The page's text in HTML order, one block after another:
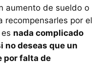
aumento de sueldo o
recompensarles por el
nada complicado
no deseas que un
por falta de